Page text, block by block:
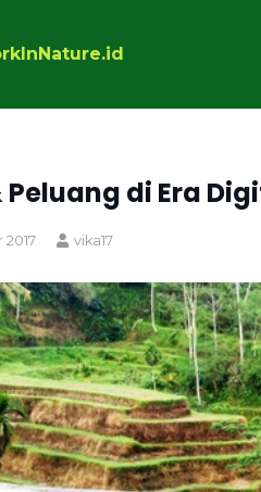
di Era
vika17